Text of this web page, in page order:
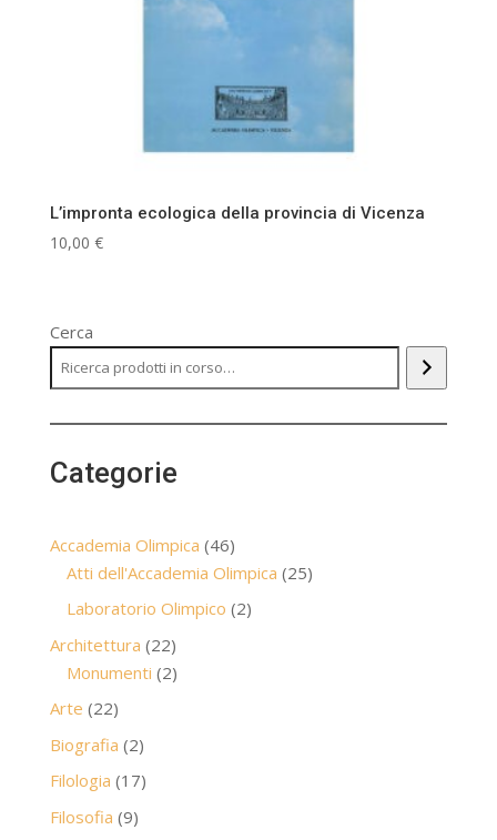
L’impronta ecologica della provincia di Vicenza
10,00 €
Cerca
Categorie
Accademia Olimpica 4646
prodotti
Atti dell'Accademia Olimpica 2525
Laboratorio Olimpico 22
Architettura 2222
prodotti
Monumenti 22
Arte 2222
prodotti
Biografia 22
prodotti
Filologia 1717
Filosofia 99